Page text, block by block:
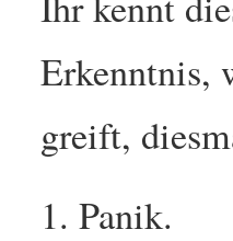
Erkenntnis,
greift,
Panik.